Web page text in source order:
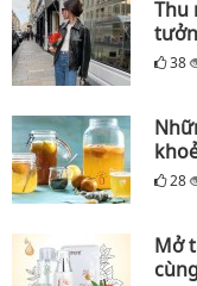
Thu
38
28
Mở